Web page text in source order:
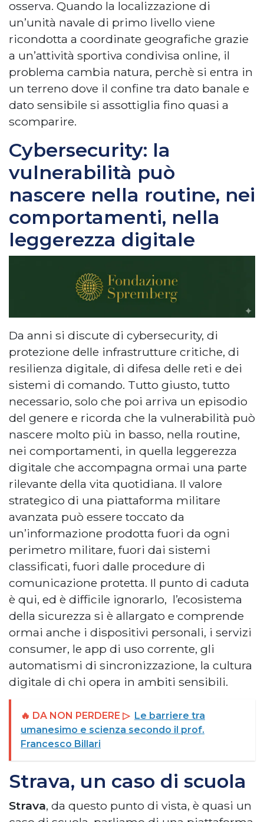
osserva. Quando la localizzazione di
un’unità navale di primo livello viene
ricondotta a coordinate geografiche grazie
a un’attività sportiva condivisa online, il
problema cambia natura, perchè si entra in
un terreno dove il confine tra dato banale e
dato sensibile si assottiglia fino quasi a
scomparire.
Cybersecurity: la
vulnerabilità può
nascere nella routine, nei
comportamenti, nella
leggerezza digitale
Da anni si discute di cybersecurity, di
protezione delle infrastrutture critiche, di
resilienza digitale, di difesa delle reti e dei
sistemi di comando. Tutto giusto, tutto
necessario, solo che poi arriva un episodio
del genere e ricorda che la vulnerabilità può
nascere molto più in basso, nella routine,
nei comportamenti, in quella leggerezza
digitale che accompagna ormai una parte
rilevante della vita quotidiana. Il valore
strategico di una piattaforma militare
avanzata può essere toccato da
un’informazione prodotta fuori da ogni
perimetro militare, fuori dai sistemi
classificati, fuori dalle procedure di
comunicazione protetta. Il punto di caduta
è qui, ed è difficile ignorarlo, l’ecosistema
della sicurezza si è allargato e comprende
ormai anche i dispositivi personali, i servizi
consumer, le app di uso corrente, gli
automatismi di sincronizzazione, la cultura
digitale di chi opera in ambiti sensibili.
🔥 DA NON PERDERE ▷ Le barriere tra
umanesimo e scienza secondo il prof.
Francesco Billari
Strava, un caso di scuola
Strava, da questo punto di vista, è quasi un